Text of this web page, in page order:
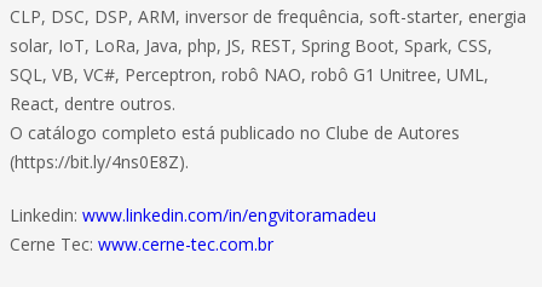
CLP, DSC, DSP, ARM, inversor de frequência, soft-starter, energia
solar, IoT, LoRa, Java, php, JS, REST, Spring Boot, Spark, CSS,
SQL, VB, VC#, Perceptron, robô NAO, robô G1 Unitree, UML,
React, dentre outros.
O catálogo completo está publicado no Clube de Autores
(https://bit.ly/4ns0E8Z).
Linkedin: www.linkedin.com/in/engvitoramadeu
Cerne Tec: www.cerne-tec.com.br